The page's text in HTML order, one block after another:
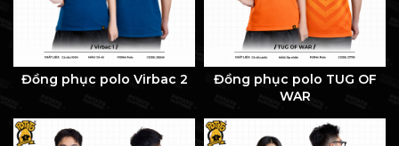
Đồng phục polo Virbac 2
Đồng phục polo TUG OF
WAR